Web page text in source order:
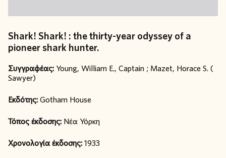
Shark! Shark! : the thirty-year odyssey of a
pioneer shark hunter.
Συγγραφέας: Young, William E., Captain ; Mazet, Horace S. (
Sawyer)
Εκδότης:Gotham House
Τόπος έκδοσης: Νέα Υόρκη
Χρονολογία έκδοσης:1933